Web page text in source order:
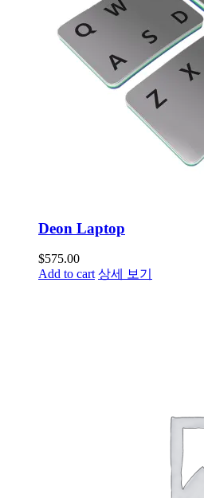
Deon Laptop
$575.00
Add to cart 상세 보기